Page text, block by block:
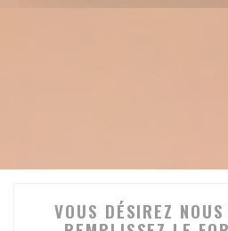
VOUS DÉSIREZ